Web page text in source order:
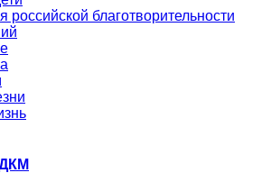
российской благотворительности